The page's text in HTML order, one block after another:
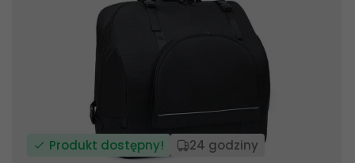
Produkt dostępny! 24 godziny